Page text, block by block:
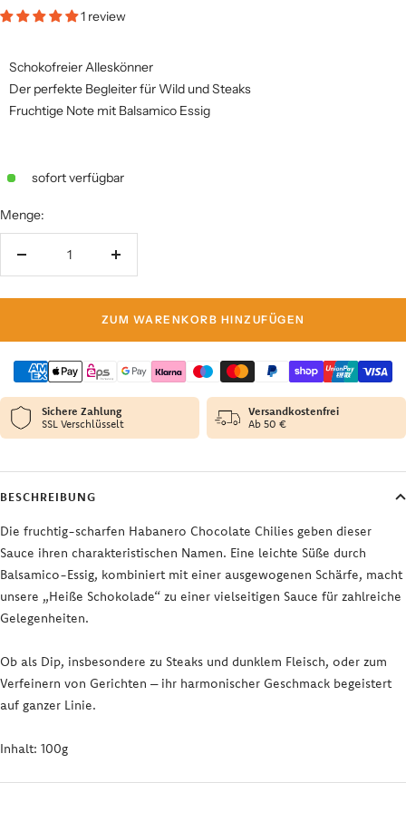
1 review
Schokofreier Alleskönner
Der perfekte Begleiter für Wild und Steaks
Fruchtige Note mit Balsamico Essig
sofort verfügbar
Menge:
Menge
ZUM WARENKORB HINZUFÜGEN
Sichere Zahlung
SSL Verschlüsselt
Versandkostenfrei
Ab 50 €
BESCHREIBUNG
Die fruchtig-scharfen Habanero Chocolate Chilies geben dieser
Sauce ihren charakteristischen Namen. Eine leichte Süße durch
Balsamico-Essig, kombiniert mit einer ausgewogenen Schärfe, macht
unsere „Heiße Schokolade“ zu einer vielseitigen Sauce für zahlreiche
Gelegenheiten.
Ob als Dip, insbesondere zu Steaks und dunklem Fleisch, oder zum
Verfeinern von Gerichten – ihr harmonischer Geschmack begeistert
auf ganzer Linie.
Inhalt: 100g